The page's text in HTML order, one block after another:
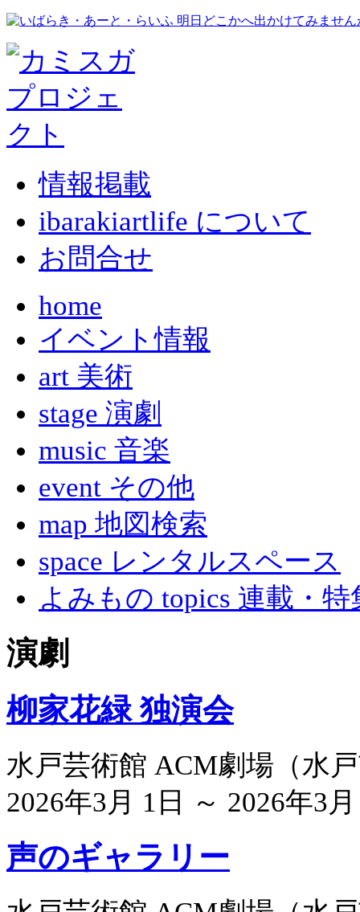
情報掲載
ibarakiartlife について
お問合せ
home
イベント情報
art 美術
stage 演劇
music 音楽
event その他
map 地図検索
space レンタルスペース
よみもの topics 連載・特
演劇
柳家花緑 独演会
水戸芸術館 ACM劇場 （水
2026年3月 1日 ～ 2026年3
声のギャラリー